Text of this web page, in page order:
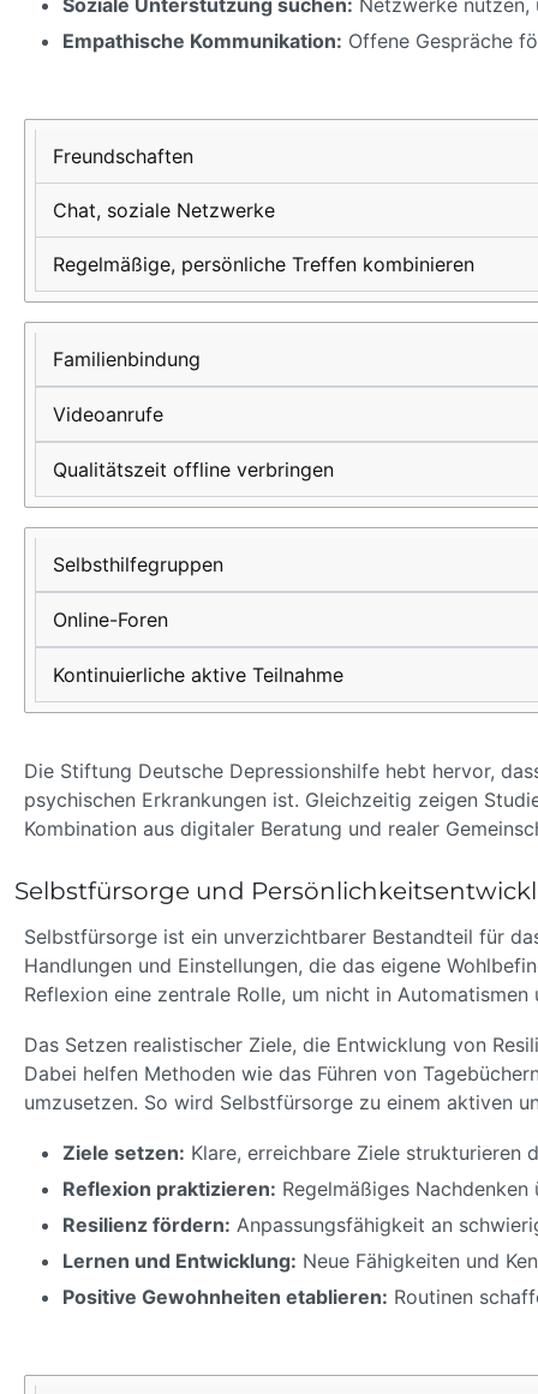
Soziale Unterstützung suchen: Netzwerke nutzen,
Empathische Kommunikation: Offene Gespräche
Sozialer
Aspekt
Digitale
Nutzung
Empfohlene
Praxis
Freundschaften
Chat, soziale Netzwerke
Regelmäßige, persönliche Treffen kombinieren
Familienbindung
Videoanrufe
Qualitätszeit offline verbringen
Selbsthilfegruppen
Online-Foren
Kontinuierliche aktive Teilnahme
Die Stiftung Deutsche Depressionshilfe hebt hervor,
psychischen Erkrankungen ist. Gleichzeitig zeigen
Kombination aus digitaler Beratung und realer
Selbstfürsorge und
Selbstfürsorge ist ein unverzichtbarer Bestandteil für
Handlungen und Einstellungen, die das eigene
Reflexion eine zentrale Rolle, um nicht in
Das Setzen realistischer Ziele, die Entwicklung von
Dabei helfen Methoden wie das Führen von
umzusetzen. So wird Selbstfürsorge zu einem aktiven
Ziele setzen: Klare, erreichbare Ziele strukturieren
Reflexion praktizieren: Regelmäßiges
Resilienz fördern: Anpassungsfähigkeit an
Lernen und Entwicklung: Neue Fähigkeiten und
Positive Gewohnheiten etablieren: Routinen
Selbstfürsorge
Praktische
Nutzen für